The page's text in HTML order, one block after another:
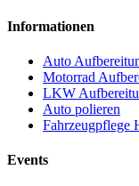
Informationen
Auto
Motorrad
LKW
Auto polieren
Fahrzeugpflege
Events